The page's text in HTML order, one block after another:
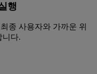
행
종 사용자와 가까운 위
니다.